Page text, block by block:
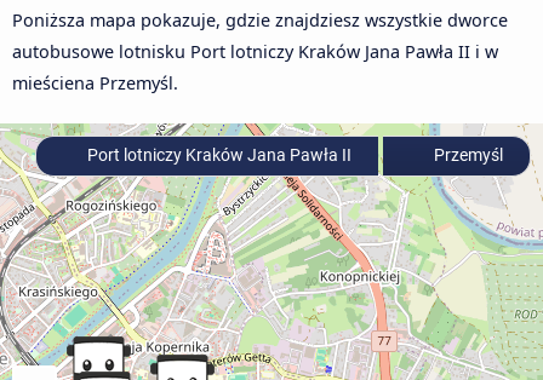
Poniższa mapa pokazuje, gdzie znajdziesz wszystkie dworce
autobusowe lotnisku Port lotniczy Kraków Jana Pawła II i w
mieściena Przemyśl.
Port lotniczy Kraków Jana Pawła II Przemyśl